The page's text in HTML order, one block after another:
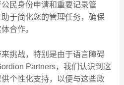
民身份申请和重要记录管
于简化您的管理任务，确保
合作。
挑战，特别是由于语言障碍
Partners，我们认识到这
个性化支持，以便与这些政